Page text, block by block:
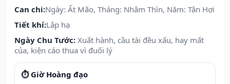
Can chi:Ngày: Ất Mão, Tháng: Nhâm Thìn, Năm: Tân Hợi
Tiết khí:Lập hạ
Ngày Chu Tước: Xuất hành, cầu tài đều xấu, hay mất
của, kiện cáo thua vì đuối lý
⏱️ Giờ Hoàng đạo